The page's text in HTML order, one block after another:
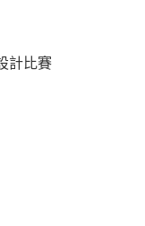
計比賽